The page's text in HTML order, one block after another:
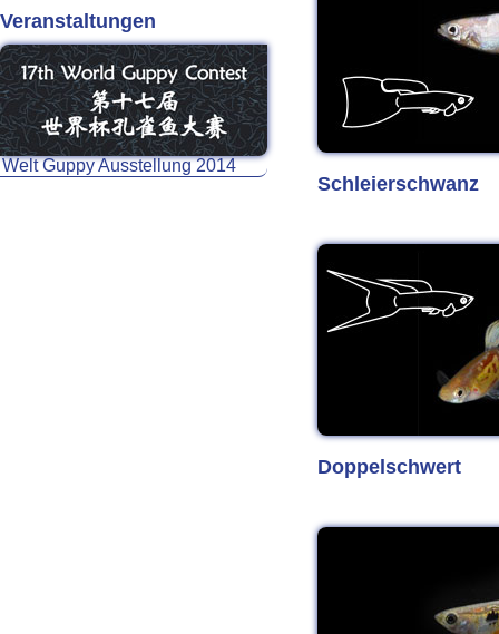
Veranstaltungen
Welt Guppy Ausstellung 2014
Schleierschwanz
Doppelschwert